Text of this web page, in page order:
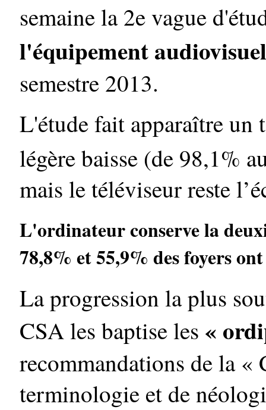
semaine la 2e vague
l'équipement audiovisuel
semestre 2013.
L'étude fait apparaître un
légère baisse (de 98,1%
mais le téléviseur reste
L'ordinateur conserve la
78,8% et 55,9% des foyers
La progression la plus
CSA les baptise les «
recommandations de la «
terminologie et de